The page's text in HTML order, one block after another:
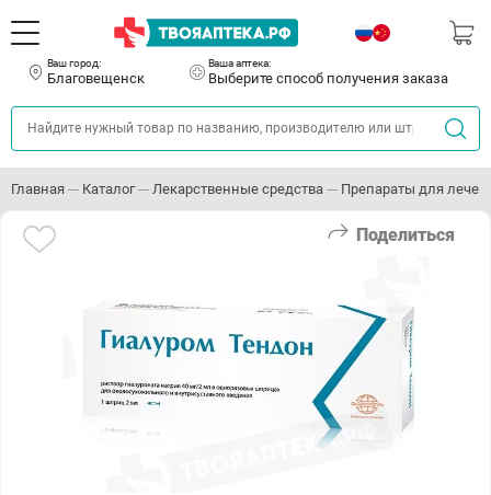
Ваш город:
Благовещенск
Ваша аптека:
Выберите способ получения заказа
Главная Каталог Лекарственные средства Препараты для
Поделиться